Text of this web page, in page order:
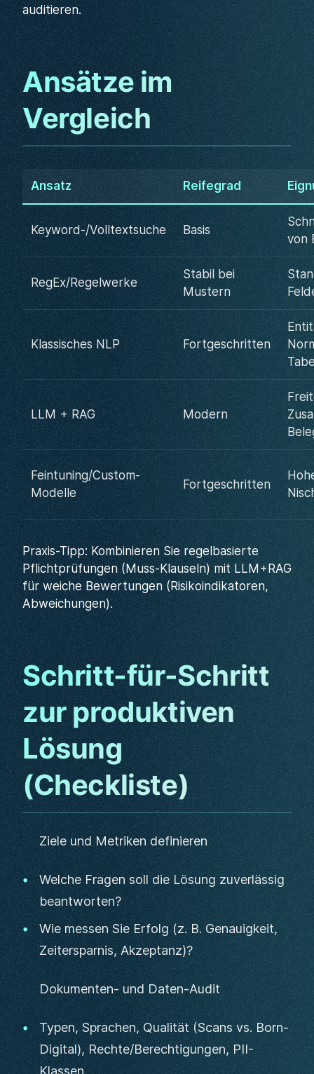
auditieren.
Ansätze im
Vergleich
Ansatz Reifegrad
Keyword-/Volltextsuche Basis
von
RegEx/Regelwerke
Stabil bei
Mustern
Klassisches NLP Fortgeschritten
LLM + RAG Modern
Feintuning/Custom-
Modelle
Fortgeschritten
Praxis-Tipp: Kombinieren Sie regelbasierte
Pflichtprüfungen (Muss-Klauseln) mit LLM+RAG
für weiche Bewertungen (Risikoindikatoren,
Abweichungen).
Schritt-für-Schritt
zur produktiven
Lösung
(Checkliste)
Ziele und Metriken definieren
Welche Fragen soll die Lösung zuverlässig
beantworten?
Wie messen Sie Erfolg (z. B. Genauigkeit,
Zeitersparnis, Akzeptanz)?
Dokumenten- und Daten-Audit
Typen, Sprachen, Qualität (Scans vs. Born-
Digital), Rechte/Berechtigungen, PII-
Klassen.